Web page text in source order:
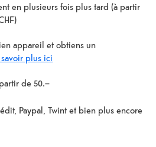
en plusieurs fois plus tard (à partir
appareil et obtiens un
savoir plus ici
de 50.–
Paypal, Twint et bien plus encore